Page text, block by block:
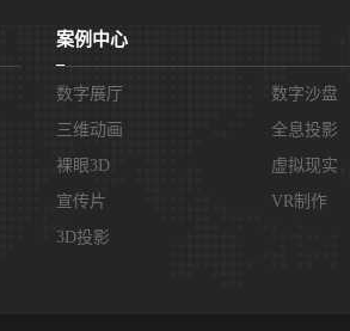
案例中心
数字展厅
数字沙盘
三维动画
全息投影
裸眼3D
虚拟现实
宣传片
VR制作
3D投影